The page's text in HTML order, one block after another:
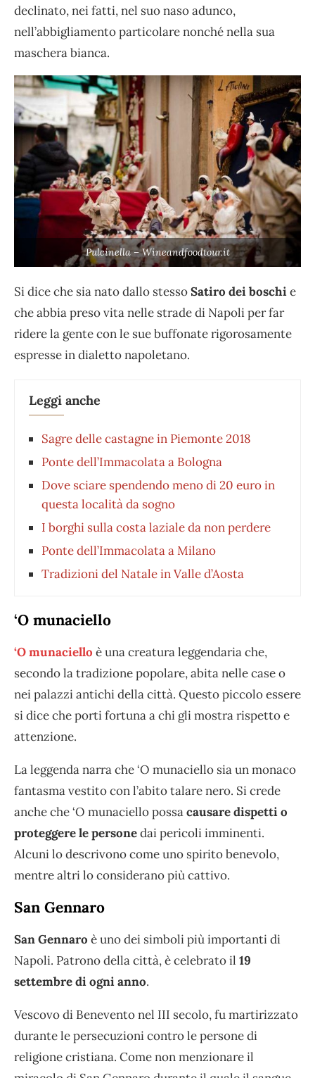
declinato, nei fatti, nel suo naso adunco,
nell’abbigliamento particolare nonché nella sua
maschera bianca.
Pulcinella – Wineandfoodtour.it
Si dice che sia nato dallo stessoSatiro dei boschie
che abbia preso vita nelle strade di Napoli per far
ridere la gente con le sue buffonate rigorosamente
espresse in dialetto napoletano.
Leggi anche
Sagre delle castagne in Piemonte 2018
Ponte dell’Immacolata a Bologna
Dove sciare spendendo meno di 20 euro in
questa località da sogno
I borghi sulla costa laziale da non perdere
Ponte dell’Immacolata a Milano
Tradizioni del Natale in Valle d’Aosta
‘O munaciello
‘O munaciello è una creatura leggendaria che,
secondo la tradizione popolare, abita nelle case o
nei palazzi antichi della città. Questo piccolo essere
si dice che porti fortuna a chi gli mostra rispetto e
attenzione.
La leggenda narra che ‘O munaciello sia un monaco
fantasma vestito con l’abito talare nero. Si crede
anche che ‘O munaciello possacausare dispetti o
proteggere le personedai pericoli imminenti.
Alcuni lo descrivono come uno spirito benevolo,
mentre altri lo considerano più cattivo.
San Gennaro
San Gennaro è uno dei simboli più importanti di
Napoli. Patrono della città, è celebrato il 19
settembre di ogni anno.
Vescovo di Benevento nel III secolo, fu martirizzato
durante le persecuzioni contro le persone di
religione cristiana. Come non menzionare il